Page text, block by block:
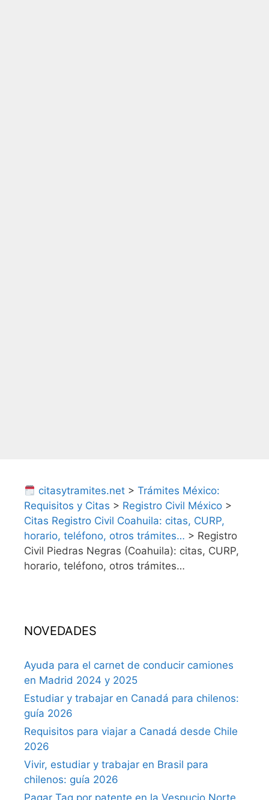
citasytramites.net >Trámites México:
Requisitos y Citas > Registro Civil México >
Citas Registro Civil Coahuila: citas, CURP,
horario, teléfono, otros trámites… > Registro
Civil Piedras Negras (Coahuila): citas, CURP,
horario, teléfono, otros trámites…
NOVEDADES
Ayuda para el carnet de conducir camiones
en Madrid 2024 y 2025
Estudiar y trabajar en Canadá para chilenos:
guía 2026
Requisitos para viajar a Canadá desde Chile
2026
Vivir, estudiar y trabajar en Brasil para
chilenos: guía 2026